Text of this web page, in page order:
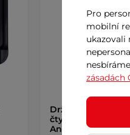
Držák hole pro
čtyřkolový vozík
Antun
Pro
mobilní
ukazovali
zásadách